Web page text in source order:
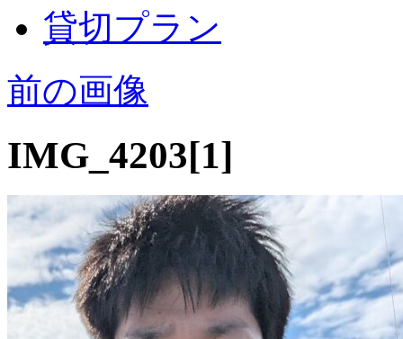
貸切プラン
前の画像
IMG_4203[1]